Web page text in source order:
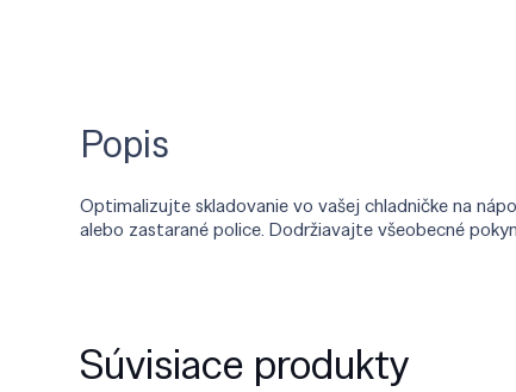
Popis
Optimalizujte skladovanie vo vašej chladničke na
alebo zastarané police. Dodržiavajte všeobecné
Súvisiace produkty